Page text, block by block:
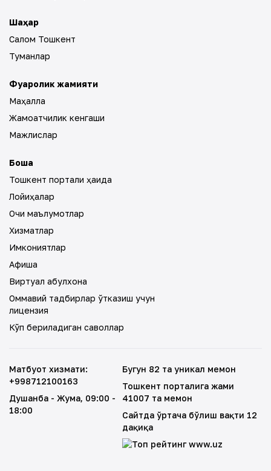
Шаҳар
Салом Тошкент
Туманлар
Фуқаролик жамияти
Маҳалла
Жамоатчилик кенгаши
Мажлислар
Бошқа
Тошкент портали ҳақида
Лойиҳалар
Очиқ маълумотлар
Хизматлар
Имкониятлар
Афиша
Виртуал қабулхона
Оммавий тадбирлар ўтказиш учун
лицензия
Кўп бериладиган саволлар
Матбуот хизмати:
+998712100163
Душанба - Жума, 09:00 -
18:00
Бугун 82 та уникал меҳмон
Тошкент порталига жами
41007 та меҳмон
Сайтда ўртача бўлиш вақти 12
дақиқа